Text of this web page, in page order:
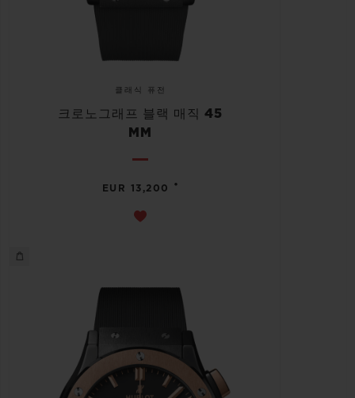
클래식 퓨전
크로노그래프 블랙 매직 45
MM
EUR 13,200 •